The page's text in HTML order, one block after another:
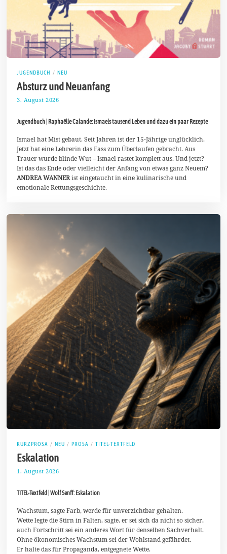
JUGENDBUCH / NEU
Absturz und Neuanfang
3. August 2026
u
u
t
2
0
2
Jugendbuch | Raphaëlle Calande: Ismaels tausend Leben und dazu ein paar Rezepte
Ismael hat Mist gebaut. Seit Jahren ist der 15-Jährige unglücklich.
Jetzt hat eine Lehrerin das Fass zum Überlaufen gebracht. Aus
Trauer wurde blinde Wut – Ismael rastet komplett aus. Und jetzt?
Ist das das Ende oder vielleicht der Anfang von etwas ganz Neuem?
ANDREA WANNERist eingetaucht in eine kulinarische und
emotionale Rettungsgeschichte.
KURZPROSA / NEU / PROSA / TITEL-TEXTFELD
Eskalation
1. August 2026
u
u
s
t
2
0
2
TITEL-Textfeld | Wolf Senff: Eskalation
Wachstum, sagte Farb, werde für unverzichtbar gehalten.
Wette legte die Stirn in Falten, sagte, er sei sich da nicht so sicher,
auch Fortschritt sei ein anderes Wort für denselben Sachverhalt.
Ohne ökonomisches Wachstum sei der Wohlstand gefährdet.
Er halte das für Propaganda, entgegnete Wette.